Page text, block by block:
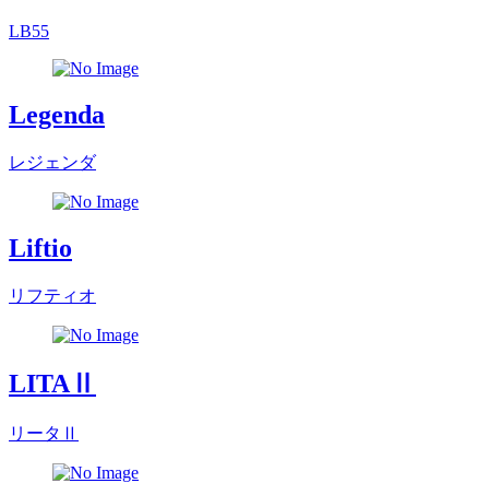
LB55
Legenda
レジェンダ
Liftio
リフティオ
LITAⅡ
リータⅡ